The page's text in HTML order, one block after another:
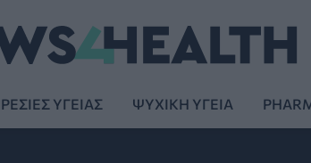
ΥΓΕΙΑΣ ΨΥΧΙΚΗ ΥΓΕΙΑ